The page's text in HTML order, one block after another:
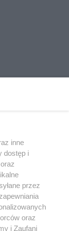
i
sposób (w
polu
w Internecie
lub
prawa, tzn.
i może być ścigane
inne
dostęp i
przez
oraz
i Zaufani